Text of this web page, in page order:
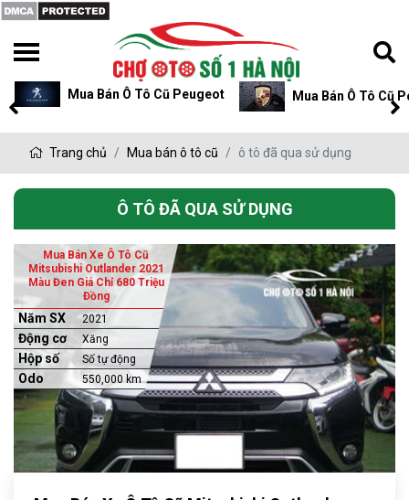
Mua Bán Ô Tô Cũ Peugeot Mua Bán Ô Tô Cũ
Trang chủ Mua bán ô tô cũ ô tô đã qua sử dụng
Ô TÔ ĐÃ QUA SỬ DỤNG
Mua Bán Xe Ô Tô Cũ
Mitsubishi Outlander 2021
Màu Đen Giá Chỉ 680 Triệu
Đồng
Năm SX 2021
Động cơ Xăng
Hộp số Số tự động
Odo 550,000 km